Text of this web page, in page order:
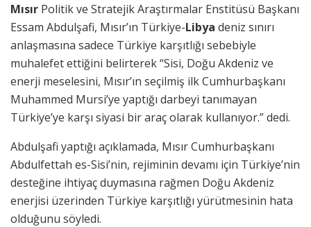
Mısır Politik ve Stratejik Araştırmalar Enstitüsü Başkanı
Essam Abdulşafi, Mısır’ın Türkiye-Libya deniz sınırı
anlaşmasına sadece Türkiye karşıtlığı sebebiyle
muhalefet ettiğini belirterek “Sisi, Doğu Akdeniz ve
enerji meselesini, Mısır’ın seçilmiş ilk Cumhurbaşkanı
Muhammed Mursi’ye yaptığı darbeyi tanımayan
Türkiye’ye karşı siyasi bir araç olarak kullanıyor.” dedi.
Abdulşafi yaptığı açıklamada, Mısır Cumhurbaşkanı
Abdulfettah es-Sisi’nin, rejiminin devamı için Türkiye’nin
desteğine ihtiyaç duymasına rağmen Doğu Akdeniz
enerjisi üzerinden Türkiye karşıtlığı yürütmesinin hata
olduğunu söyledi.